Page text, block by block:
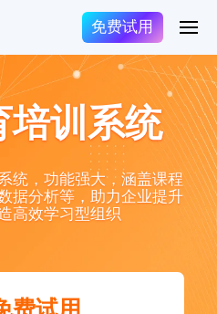
免费试用
培训系统
统，功能强大，涵盖课程
据分析等，助力企业提升
高效学习型组织
费试用